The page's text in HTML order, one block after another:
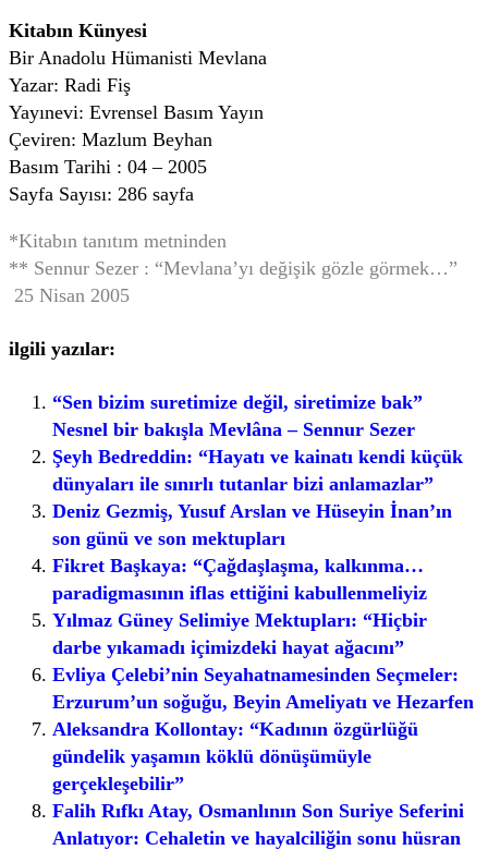
Kitabın Künyesi
Bir Anadolu Hümanisti Mevlana
Yazar: Radi Fiş
Yayınevi: Evrensel Basım Yayın
Çeviren: Mazlum Beyhan
Basım Tarihi : 04 – 2005
Sayfa Sayısı: 286 sayfa
*Kitabın tanıtım metninden
** Sennur Sezer : “Mevlana’yı değişik gözle görmek…”
25 Nisan 2005
ilgili yazılar:
“Sen bizim suretimize değil, siretimize bak”
Nesnel bir bakışla Mevlâna – Sennur Sezer
Şeyh Bedreddin: “Hayatı ve kainatı kendi küçük
dünyaları ile sınırlı tutanlar bizi anlamazlar”
Deniz Gezmiş, Yusuf Arslan ve Hüseyin İnan’ın
son günü ve son mektupları
Fikret Başkaya: “Çağdaşlaşma, kalkınma…
paradigmasının iflas ettiğini kabullenmeliyiz
Yılmaz Güney Selimiye Mektupları: “Hiçbir
darbe yıkamadı içimizdeki hayat ağacını”
Evliya Çelebi’nin Seyahatnamesinden Seçmeler:
Erzurum’un soğuğu, Beyin Ameliyatı ve Hezarfen
Aleksandra Kollontay: “Kadının özgürlüğü
gündelik yaşamın köklü dönüşümüyle
gerçekleşebilir”
Falih Rıfkı Atay, Osmanlının Son Suriye Seferini
Anlatıyor: Cehaletin ve hayalciliğin sonu hüsran